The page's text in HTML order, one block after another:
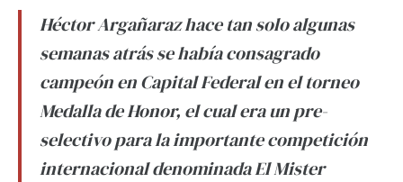
Héctor Argañaraz hace tan solo algunas
semanas atrás se había consagrado
campeón en Capital Federal en el torneo
Medalla de Honor, el cual era un pre-
selectivo para la importante competición
internacional denominada El Mister